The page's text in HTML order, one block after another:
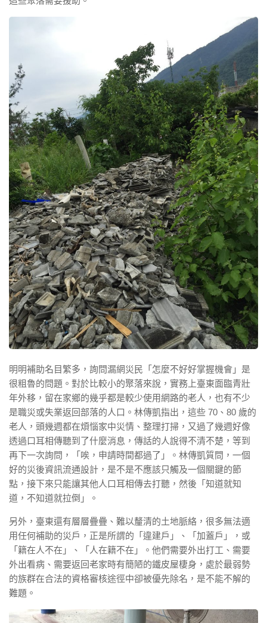
明明補助名目繁多，詢問漏網災民「怎麼不好好掌握機會」是
很粗魯的問題。對於比較小的聚落來說，實務上臺東面臨青壯
年外移，留在家鄉的幾乎都是較少使用網路的老人，也有不少
是職災或失業返回部落的人口。林傳凱指出，這些 70、80 歲的
老人，頭幾週都在煩惱家中災情、整理打掃，又過了幾週好像
透過口耳相傳聽到了什麼消息，傳話的人說得不清不楚，等到
再下一次詢問，「唉，申請時間都過了」。林傳凱質問，一個
好的災後資訊流通設計，是不是不應該只觸及一個關鍵的節
點，接下來只能讓其他人口耳相傳去打聽，然後「知道就知
道，不知道就拉倒」。
另外，臺東還有層層疊疊、難以釐清的土地脈絡，很多無法適
用任何補助的災戶，正是所謂的「違建戶」、「加蓋戶」，或
「籍在人不在」、「人在籍不在」。他們需要外出打工、需要
外出看病、需要返回老家時有簡陋的鐵皮屋棲身，處於最弱勢
的族群在合法的資格審核途徑中卻被優先除名，是不能不解的
難題。